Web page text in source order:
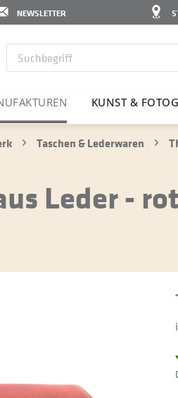
NEWSLETTER
KUNST &
Taschen & Lederwaren
Leder -